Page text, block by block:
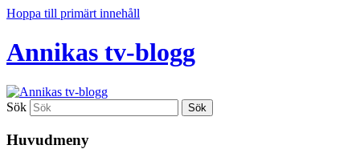
Hoppa till primärt innehåll
Annikas tv-blogg
Sök
Huvudmeny